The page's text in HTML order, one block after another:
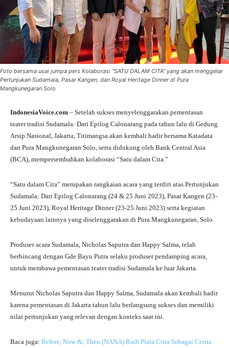
Foto bersama usai jumpa pers Kolaborasi “SATU DALAM CITA” yang akan menggelar
Pertunjukan Sudamala, Pasar Kangen, dan Royal Heritage Dinner di Pura
Mangkunegaran Solo
IndonesiaVoice.com – Setelah sukses menyelenggarakan pementasan
teater tradisi Sudamala: Dari Epilog Calonarang pada tahun lalu di Gedung
Arsip Nasional, Jakarta, Titimangsa akan kembali hadir bersama Katadata
dan Pura Mangkunegaran Solo, serta didukung oleh Bank Central Asia
(BCA), mempersembahkan kolaborasi “Satu dalam Cita.”
“Satu dalam Cita” merupakan rangkaian acara yang terdiri atas Pertunjukan
Sudamala: Dari Epilog Calonarang (24 & 25 Juni 2023), Pasar Kangen (23-
25 Juni 2023), Royal Heritage Dinner (23-25 Juni 2023) serta kegiatan
kebudayaan lainnya yang diselenggarakan di Pura Mangkunegaran, Solo.
Produser acara Sudamala, Nicholas Saputra dan Happy Salma, telah
berbincang dengan Gde Bayu Putra selaku produser pendamping acara,
untuk membawa pementasan teater tradisi Sudamala ke luar Jakarta.
Menurut Nicholas Saputra dan Happy Salma, Sudamala akan kembali hadir
karena pementasan di Jakarta tahun lalu berlangsung sukses dan memiliki
nilai pertunjukan yang relevan dengan konteks saat ini.
Baca juga: Before, Now &; Then (NANA) Raih Piala Citra Sebagai Cerita